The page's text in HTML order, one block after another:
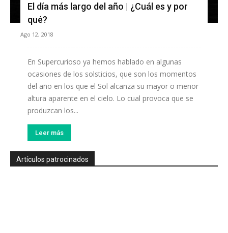
El día más largo del año | ¿Cuál es y por
qué?
Ago 12, 2018
En Supercurioso ya hemos hablado en algunas
ocasiones de los solsticios, que son los momentos
del año en los que el Sol alcanza su mayor o menor
altura aparente en el cielo. Lo cual provoca que se
produzcan los...
Leer más
Artículos patrocinados